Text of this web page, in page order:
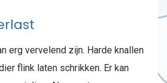
erg vervelend zijn. Harde knallen
flink laten schrikken. Er kan